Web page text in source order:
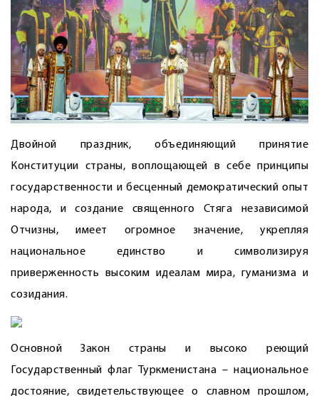
Двойной праздник, объединяющий принятие
Конституции страны, воплощающей в себе принципы
государственности и бесценный демократический опыт
народа, и создание священного Стяга независимой
Отчизны, имеет огромное значение, укрепляя
национальное единство и символизируя
приверженность высоким идеалам мира, гуманизма и
созидания.
Основной Закон страны и высоко реющий
Государственный флаг Туркменистана – национальное
достояние, свидетельствующее о славном прошлом,